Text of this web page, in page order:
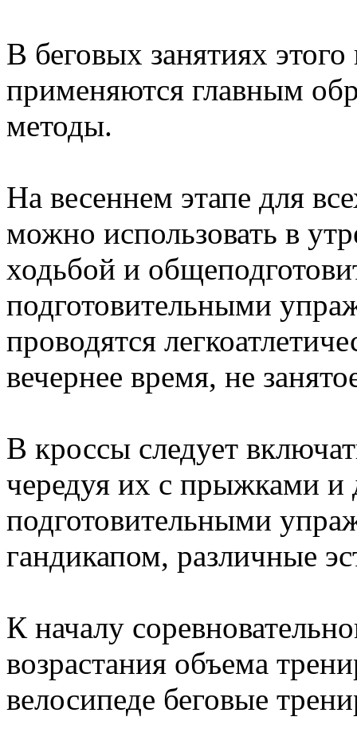
В беговых занятиях
применяются главным
методы.
На весеннем этапе для
можно использовать в
ходьбой и
подготовительными
проводятся
вечернее время, не
В кроссы следует
чередуя их с прыжками и
подготовительными
гандикапом, различные
К началу
возрастания объема
велосипеде беговые